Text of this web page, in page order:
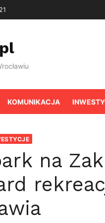
KOMUNIKACJA
na